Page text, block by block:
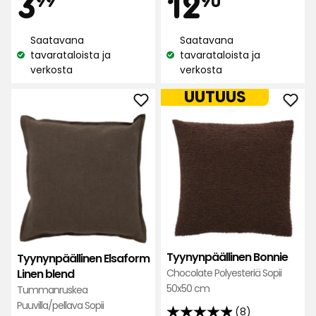
1000
perusteella
€
Katso
saatavuus:
Saatavana
tavarataloista ja
verkosta
480
arvostelun
perusteella€
Katso
saatavuus:
Saatavana
tavarataloista ja
verkosta
Tyynynpäällinen Elsaform
Linen blend
Tummanruskea
Puuvilla/pellava Sopii
Lisää
Tyynynpäällinen
Elsaform
Linen
blend
suosikkeihin
Tyynynpäällinen Bonnie
Chocolate Polyesteriä Sopii
50x50 cm
(8)
UUTUUS